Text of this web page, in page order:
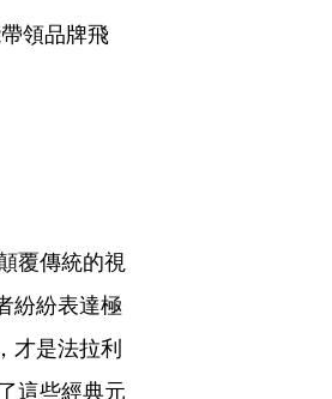
領品牌飛
覆傳統的視
紛紛表達極
才是法拉利
這些經典元